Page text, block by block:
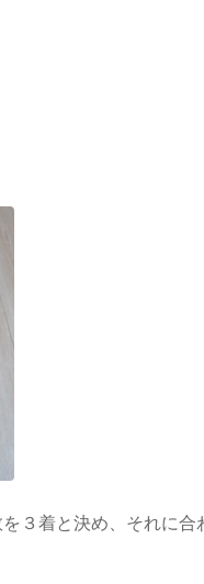
３着と決め、それに